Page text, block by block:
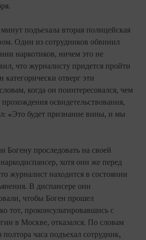
подъехала вторая полицейская
Один из сотрудников обвинил
наркотиков, ничем это не
что журналисту придется пройти
категорически отверг эти
когда он поинтересовался, чем
прохождения освидетельствования,
«Это будет признание вины, и мы
Богену проследовать на своей
хотя они же перед
журналист находится в состоянии
В диспансере они
чтобы Боген прошел
тот, проконсультировавшись с
в Москве, отказался. По словам
полтора часа подъехал сотрудник,